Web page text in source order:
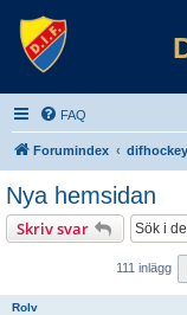
FAQ
Forumindex
Nya hemsidan
Skriv svar
111 inlägg
Rolv